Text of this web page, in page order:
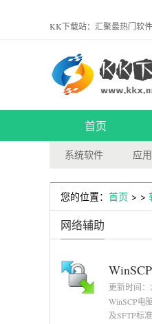
KK下载站：汇聚最热门软
首页
系统软件 应
您的位置： 首页 > >
网络辅助
更新时间：
WinSCP电
及SFTP标